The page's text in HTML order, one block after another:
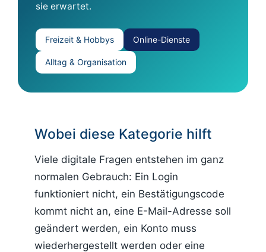
sie erwartet.
Freizeit & Hobbys Online-Dienste
Alltag & Organisation
Wobei diese Kategorie hilft
Viele digitale Fragen entstehen im ganz
normalen Gebrauch: Ein Login
funktioniert nicht, ein Bestätigungscode
kommt nicht an, eine E-Mail-Adresse soll
geändert werden, ein Konto muss
wiederhergestellt werden oder eine